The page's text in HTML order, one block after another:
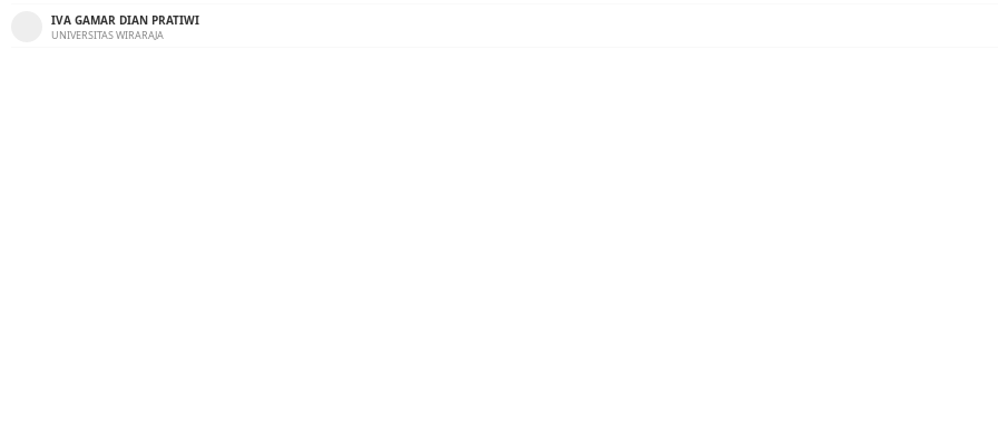
IVA GAMAR DIAN PRATIWI
UNIVERSITAS WIRARAJA